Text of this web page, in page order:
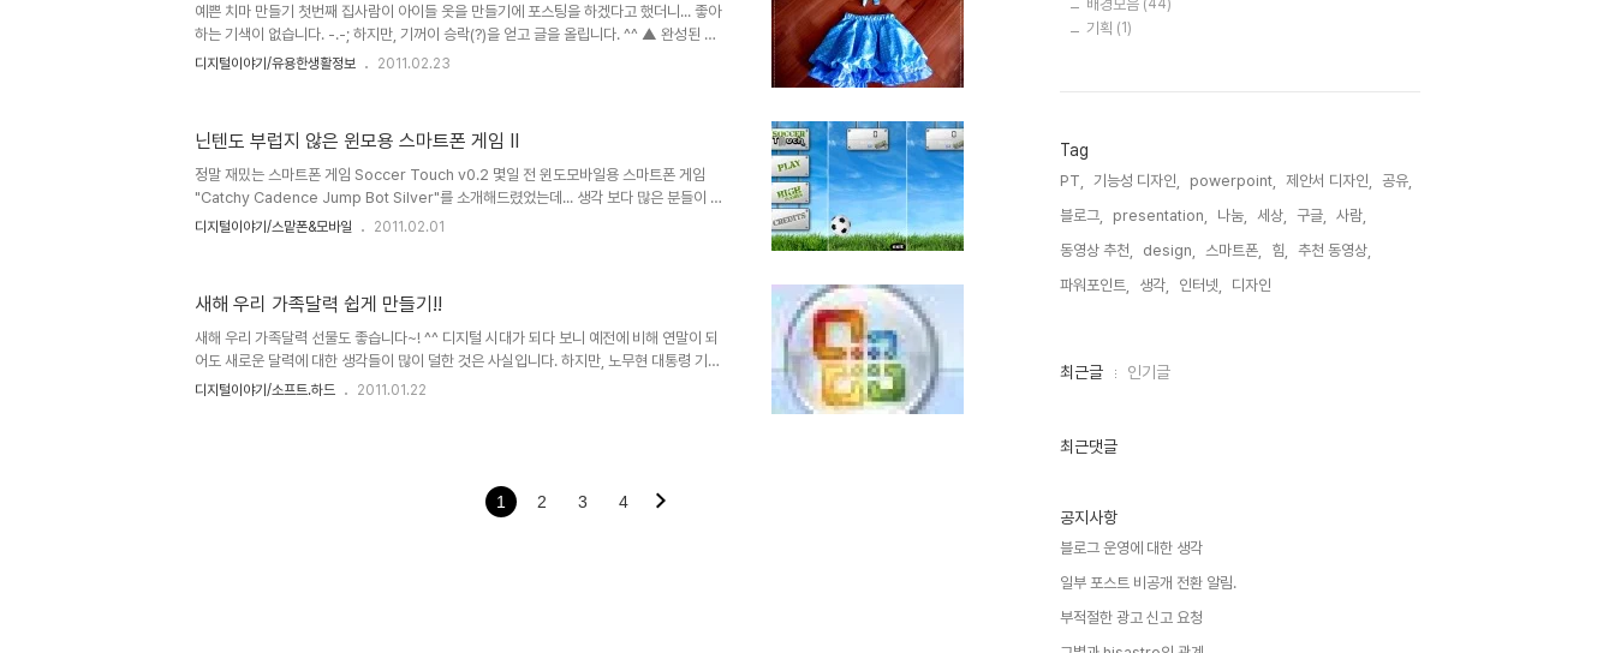
럼 됩니다. 13. 허리 부분의 고무줄을 넣을 천(가운데 ..
예쁜 치마 만들기 첫번째 집사람이 아이들 옷을 만들기에 포스팅을 하겠다고 했더니... 좋아
하는 기색이 없습니다. -.-; 하지만, 기꺼이 승락(?)을 얻고 글을 올립니다. ^^ ▲ 완성된 치
마 사진 손재주를 지닌 집사람은 재봉틀을 구입한 이후로 집의 베개며, 커튼, 얇은 이불 등
보기에도 만들려고 마음만 먹는다면 어렵지 않게 누구나 만들 수 있을 것 같아 보입니다. 그
리고 엄마가 만들어주는 아이들의 옷은 아주 특별한 의미가 있을 거..
디지털이야기/유용한생활정보 2011.02.23
닌텐도 부럽지 않은 윈모용 스마트폰 게임 II
정말 재밌는 스마트폰 게임 Soccer Touch v0.2 몇일 전 윈도모바일용 스마트폰 게임
"Catchy Cadence Jump Bot Silver"를 소개해드렸었는데... 생각 보다 많은 분들이 보
셨던 것 같습니다. 닌텐도의 리듬게임과 비교해도 부족하지 않을 만큼 재미?있다고 개인적
지만, 정말 재밌는 게임입니다. 더우기 용량도 작고 공개된 것이기 때문에 자유롭게 즐기실
수 있을 겁니다. -역시 WM계열에서 가능한 게임입니다.-..
디지털이야기/스맡폰&모바일 2011.02.01
새해 우리 가족달력 쉽게 만들기!!
새해 우리 가족달력 선물도 좋습니다~! ^^ 디지털 시대가 되다 보니 예전에 비해 연말이 되
어도 새로운 달력에 대한 생각들이 많이 덜한 것은 사실입니다. 하지만, 노무현 대통령 기념
달력이라던지, 무한도전 등 방송 프로그램을 통해 판매되는 의미가 있는 달력에 대한 관심
괜찮은 생각이 아닌가 합니다. 그런데, 문제는 달력을 만든다는 것이 우선 어렵지 않을까 생
디지털이야기/소프트.하드 2011.01.22
1 2 3 4
배경모음 (44)
기획 (1)
Tag
PT, 기능성 디자인, powerpoint, 제안서 디자인,
공유,
블로그,
presentation, 나눔, 세상, 구글,
사람,
동영상 추천,
design, 스마트폰, 힘,
추천 동영상,
파워포인트,
생각, 인터넷, 디자인,
최
인
최근글 인기글
최근댓글
공지사항
블로그 운영에 대한 생각
일부 포스트 비공개 전환 알림.
부적절한 광고 신고 요청